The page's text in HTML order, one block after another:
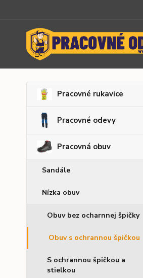
Pracovné rukavice
Pracovné odevy
Pracovná obuv
Sandále
Nízka obuv
Obuv bez ocharnnej špičky
Obuv s ochrannou špičkou
S ochrannou špičkou a
stielkou